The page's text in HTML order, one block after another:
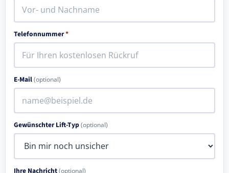
Telefonnummer*
E-Mail(optional)
Gewünschter Lift-Typ(optional)
Ihre Nachricht(optional)